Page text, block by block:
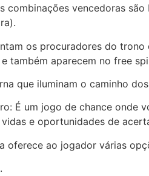
combinações vencedoras
os procuradores do
também aparecem no free
que iluminam o caminho
É um jogo de chance onde
e oportunidades de
oferece ao jogador várias